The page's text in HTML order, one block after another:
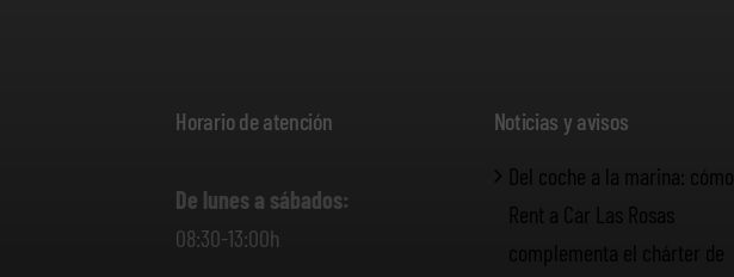
Horario de atención
De lunes a sábados:
08:30-13:00h
Noticias y avisos
Del coche a la marina: cómo
Rent a Car Las Rosas
complementa el chárter de